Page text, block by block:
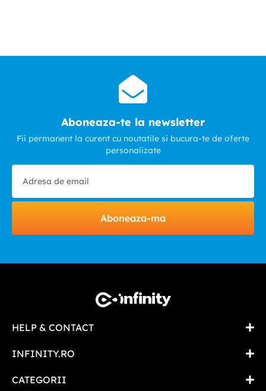
Aboneaza-te la newsletter
Fii permanent la curent cu noutatile si bucura-te de oferte
personalizate
Aboneaza-ma
HELP & CONTACT
INFINITY.RO
CATEGORII